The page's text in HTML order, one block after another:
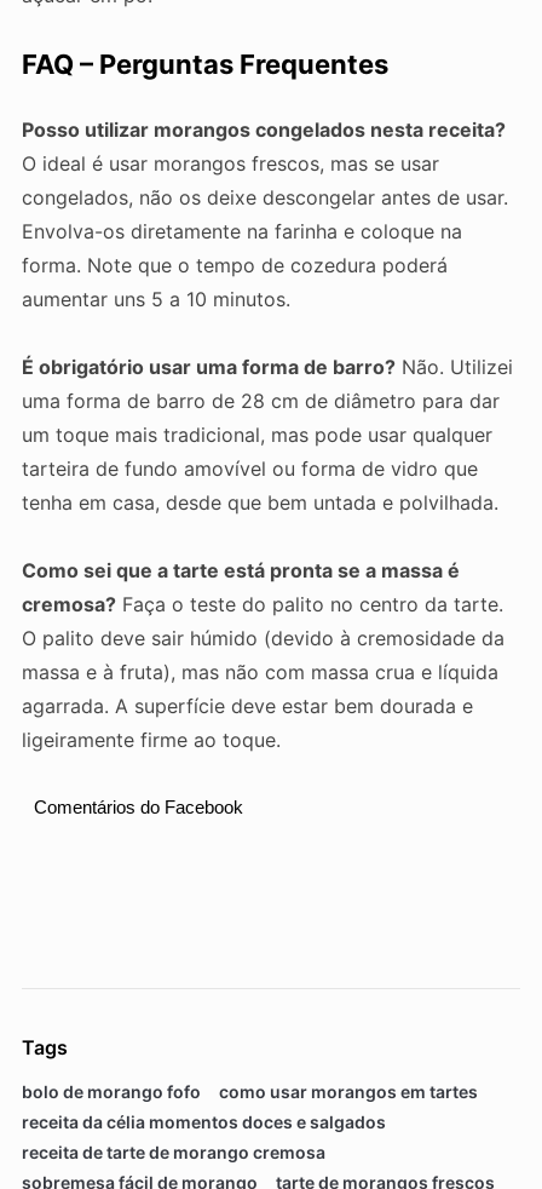
FAQ – Perguntas Frequentes
Posso utilizar morangos congelados nesta receita?
O ideal é usar morangos frescos, mas se usar
congelados, não os deixe descongelar antes de usar.
Envolva-os diretamente na farinha e coloque na
forma. Note que o tempo de cozedura poderá
aumentar uns 5 a 10 minutos.
É obrigatório usar uma forma de barro?Não. Utilizei
uma forma de barro de 28 cm de diâmetro para dar
um toque mais tradicional, mas pode usar qualquer
tarteira de fundo amovível ou forma de vidro que
tenha em casa, desde que bem untada e polvilhada.
Como sei que a tarte está pronta se a massa é
cremosa?Faça o teste do palito no centro da tarte.
O palito deve sair húmido (devido à cremosidade da
massa e à fruta), mas não com massa crua e líquida
agarrada. A superfície deve estar bem dourada e
ligeiramente firme ao toque.
Comentários do Facebook
Tags
bolo de morango fofo
como usar morangos em tartes
receita da célia momentos doces e salgados
receita de tarte de morango cremosa
sobremesa fácil de morango
tarte de morangos frescos